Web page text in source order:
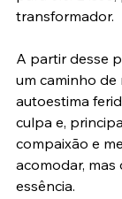
transformador.
A partir desse
um caminho de
autoestima
culpa e,
compaixão e
acomodar,
essência.